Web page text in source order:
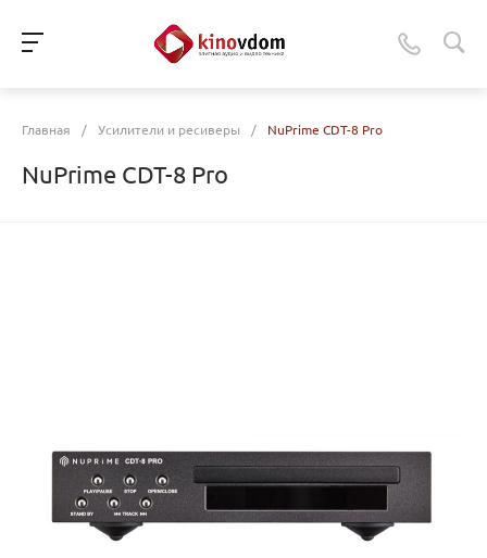
Главная / Усилители и ресиверы / NuPrime CDT-8 Pro
NuPrime CDT-8 Pro